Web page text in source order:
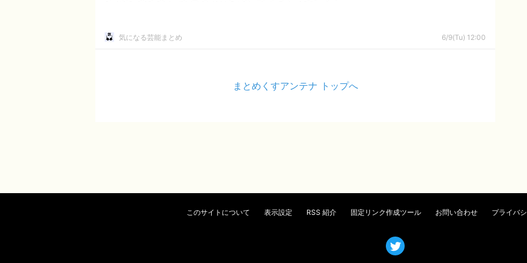
気になる芸能まとめ 6/9(Tu) 12:00
まとめくすアンテナ トップへ
このサイトについて 表示設定 RSS 紹介 固定リンク作成ツール お問い合わせ プライバ